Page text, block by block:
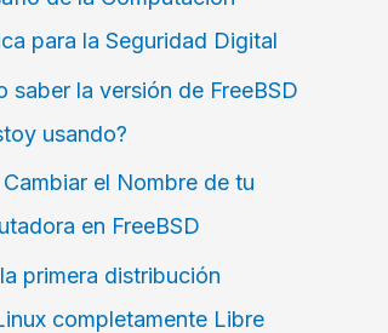
para la Seguridad Digital
saber la versión de FreeBSD
usando?
el Nombre de tu
en FreeBSD
primera distribución
completamente Libre